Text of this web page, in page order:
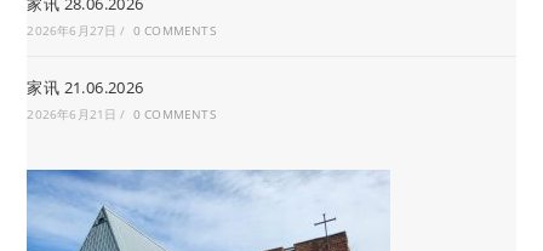
2026年6月27日 / 0 COMMENTS
家讯 21.06.2026
2026年6月21日 / 0 COMMENTS